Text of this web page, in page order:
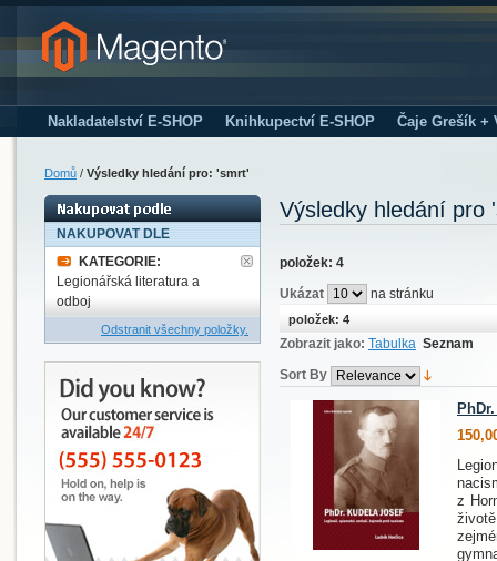
Nakladatelství E-SHOP Knihkupectví E-SHOP Čaje Grešík +
Domů / Výsledky hledání pro: 'smrt'
NAKUPOVAT DLE
KATEGORIE:
Legionářská literatura a
odboj
Odstranit všechny položky.
Výsledky hledání pro
položek: 4
Ukázat
na stránku
položek: 4
Zobrazit jako: Tabulka Seznam
Sort By
z